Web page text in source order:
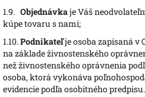
1.9. Objednávkaje Váš
kúpe tovaru s nami;
1.10.Podnikateľje osoba zapísaná v
na základe živnostenského
než živnostenského oprávnenia
osoba, ktorá vykonáva
evidencie podľa osobitného predpisu.